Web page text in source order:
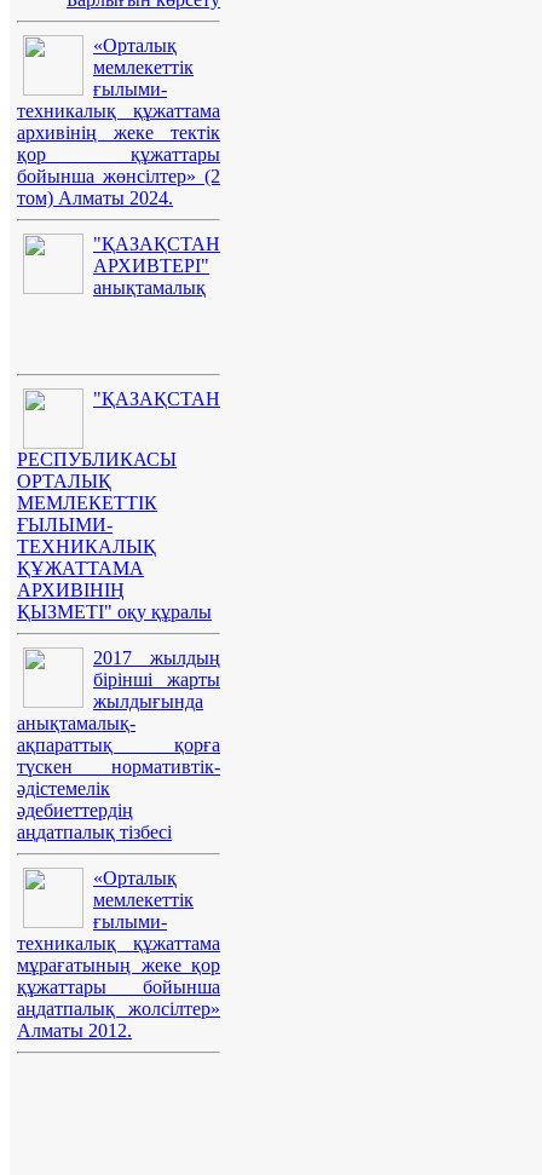
«Орталық
мемлекеттік
ғылыми-
техникалық құжаттама
архивінің жеке тектік
қор құжаттары
бойынша жөнсілтер» (2
том) Алматы 2024.
"ҚАЗАҚСТАН
АРХИВТЕРІ"
анықтамалық
"ҚАЗАҚСТАН
РЕСПУБЛИКАСЫ
ОРТАЛЫҚ
МЕМЛЕКЕТТІК
ҒЫЛЫМИ-
ТЕХНИКАЛЫҚ
ҚҰЖАТТАМА
АРХИВІНІҢ
ҚЫЗМЕТІ" оқу құралы
2017 жылдың
бірінші жарты
жылдығында
анықтамалық-
ақпараттық қорға
түскен нормативтік-
әдістемелік
әдебиеттердің
аңдатпалық тізбесі
«Орталық
мемлекеттік
ғылыми-
техникалық құжаттама
мұрағатының жеке қор
құжаттары бойынша
аңдатпалық жолсілтер»
Алматы 2012.